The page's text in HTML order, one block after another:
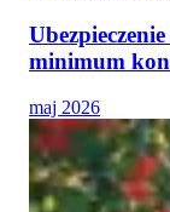
minimum
maj 2026